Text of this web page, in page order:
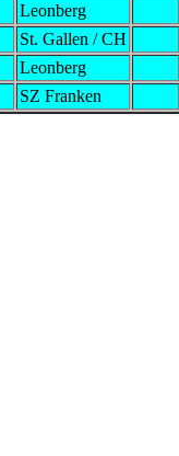
Leonberg
St. Gallen / CH
Leonberg
SZ Franken